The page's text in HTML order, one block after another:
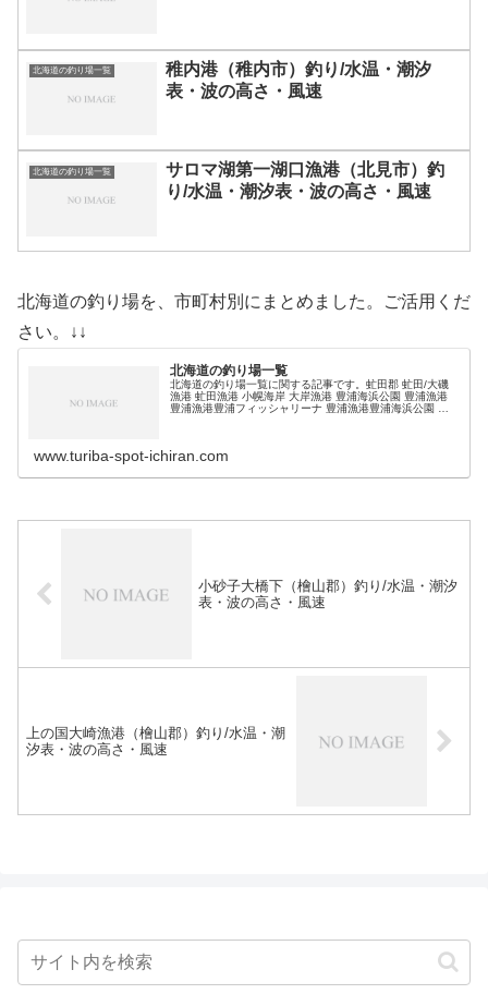
北海道の釣り場一覧
稚内港（稚内市）釣り/水温・潮汐
表・波の高さ・風速
北海道の釣り場一覧
サロマ湖第一湖口漁港（北見市）釣
り/水温・潮汐表・波の高さ・風速
北海道の釣り場を、市町村別にまとめました。ご活用くだ
さい。↓↓
北海道の釣り場一覧
北海道の釣り場一覧に関する記事です。虻田郡 虻田/大磯
漁港 虻田漁港 小幌海岸 大岸漁港 豊浦海浜公園 豊浦漁港
豊浦漁港豊浦フィッシャリーナ 豊浦漁港豊浦海浜公園 礼
www.turiba-spot-ichiran.com
小砂子大橋下（檜山郡）釣り/水温・潮汐
表・波の高さ・風速
上の国大崎漁港（檜山郡）釣り/水温・潮
汐表・波の高さ・風速